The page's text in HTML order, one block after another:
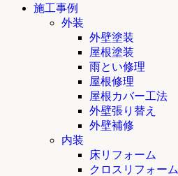
施工事例
外装
外壁塗装
屋根塗装
雨とい修理
屋根修理
屋根カバー工法
外壁張り替え
外壁補修
内装
床リフォーム
クロスリフォーム